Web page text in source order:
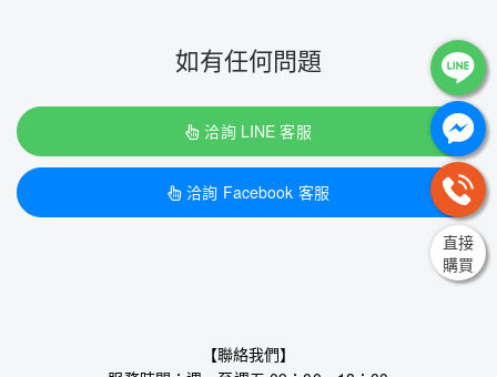
如有任何問題
洽詢 LINE 客服
洽詢 Facebook 客服
【聯絡我們】
直接
購買